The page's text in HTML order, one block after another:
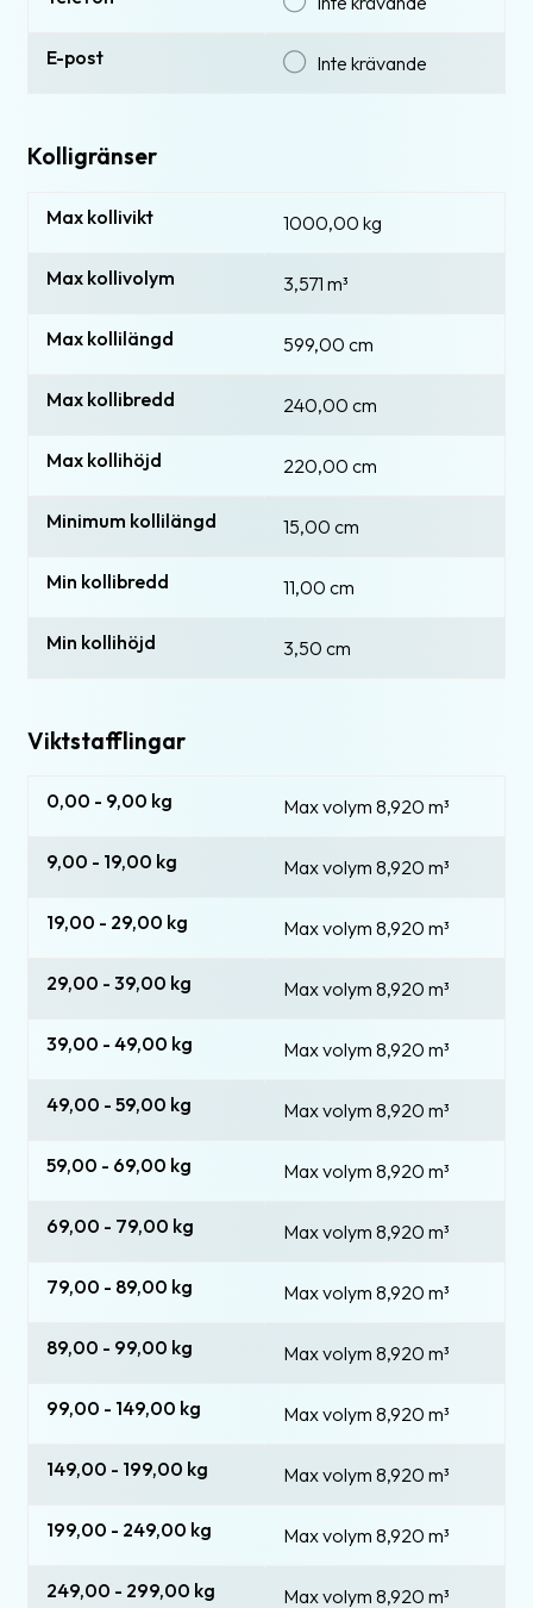
E-post Inte krävande
Kolligränser
Max kollivikt 1000,00 kg
Max kollivolym 3,571 m³
Max kollilängd 599,00 cm
Max kollibredd 240,00 cm
Max kollihöjd 220,00 cm
Minimum kollilängd 15,00 cm
Min kollibredd 11,00 cm
Min kollihöjd 3,50 cm
Viktstafflingar
0,00 - 9,00 kg Max volym 8,920 m³
9,00 - 19,00 kg Max volym 8,920 m³
19,00 - 29,00 kg Max volym 8,920 m³
29,00 - 39,00 kg Max volym 8,920 m³
39,00 - 49,00 kg Max volym 8,920 m³
49,00 - 59,00 kg Max volym 8,920 m³
59,00 - 69,00 kg Max volym 8,920 m³
69,00 - 79,00 kg Max volym 8,920 m³
79,00 - 89,00 kg Max volym 8,920 m³
89,00 - 99,00 kg Max volym 8,920 m³
99,00 - 149,00 kg Max volym 8,920 m³
149,00 - 199,00 kg Max volym 8,920 m³
199,00 - 249,00 kg Max volym 8,920 m³
249,00 - 299,00 kg Max volym 8,920 m³